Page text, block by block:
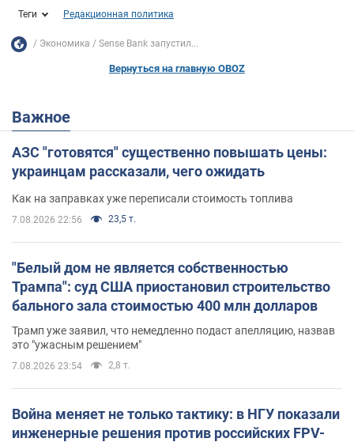
Теги Редакционная политика
Экономика Sense Bank запустил...
Вернуться на главную OBOZ
Важное
АЗС "готовятся" существенно повышать цены:
украинцам рассказали, чего ожидать
Как на заправках уже переписали стоимость топлива
7.08.2026 22:56 23,5 т.
"Белый дом не является собственностью
Трампа": суд США приостановил строительство
бального зала стоимостью 400 млн долларов
Трамп уже заявил, что немедленно подаст апелляцию, назвав
это "ужасным решением"
7.08.2026 23:54 2,8 т.
Война меняет не только тактику: в НГУ показали
инженерные решения против российских FPV-